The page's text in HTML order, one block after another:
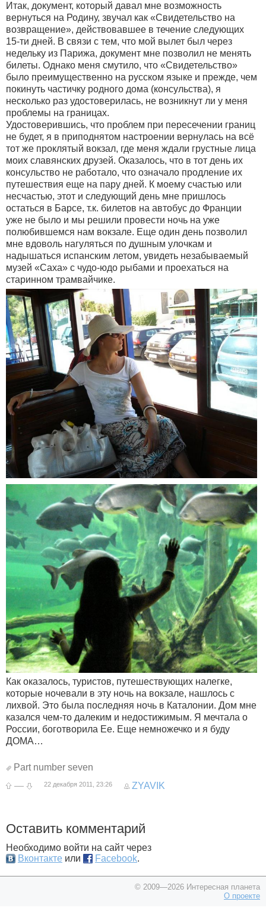
Итак, документ, который давал мне возможность
вернуться на Родину, звучал как «Свидетельство на
возвращение», действовавшее в течение следующих
15-ти дней. В связи с тем, что мой вылет был через
недельку из Парижа, документ мне позволил не менять
билеты. Однако меня смутило, что «Свидетельство»
было преимущественно на русском языке и прежде, чем
покинуть частичку родного дома (консульства), я
несколько раз удостоверилась, не возникнут ли у меня
проблемы на границах.
Удостоверившись, что проблем при пересечении границ
не будет, я в приподнятом настроении вернулась на всё
тот же проклятый вокзал, где меня ждали грустные лица
моих славянских друзей. Оказалось, что в тот день их
консульство не работало, что означало продление их
путешествия еще на пару дней. К моему счастью или
несчастью, этот и следующий день мне пришлось
остаться в Барсе, т.к. билетов на автобус до Франции
уже не было и мы решили провести ночь на уже
полюбившемся нам вокзале. Еще один день позволил
мне вдоволь нагуляться по душным улочкам и
надышаться испанским летом, увидеть незабываемый
музей «Caxa» с чудо-юдо рыбами и проехаться на
старинном трамвайчике.
Как оказалось, туристов, путешествующих налегке,
которые ночевали в эту ночь на вокзале, нашлось с
лихвой. Это была последняя ночь в Каталонии. Дом мне
казался чем-то далеким и недостижимым. Я мечтала о
России, боготворила Ее. Еще немножечко и я буду
ДОМА…
Part number seven
—
22 декабря 2011, 23:26 ZYAVIK
Оставить комментарий
Необходимо войти на сайт через
Вконтакте или Facebook.
© 2009—2026 Интересная планета
О проекте